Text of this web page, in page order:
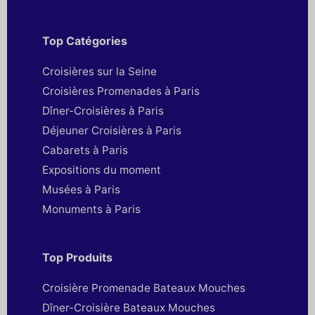
Top Catégories
Croisières sur la Seine
Croisières Promenades à Paris
Dîner-Croisières à Paris
Déjeuner Croisières à Paris
Cabarets à Paris
Expositions du moment
Musées à Paris
Monuments à Paris
Top Produits
Croisière Promenade Bateaux Mouches
Dîner-Croisière Bateaux Mouches